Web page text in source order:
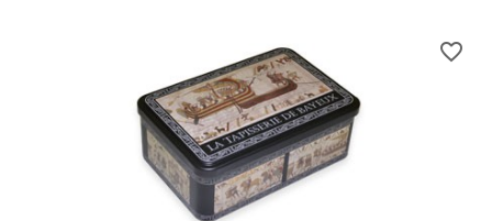
favorite_border